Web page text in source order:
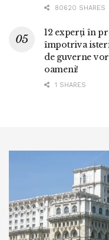
80620 SHARES
12 experți în
împotriva
de guverne
oameni!
1 SHARES